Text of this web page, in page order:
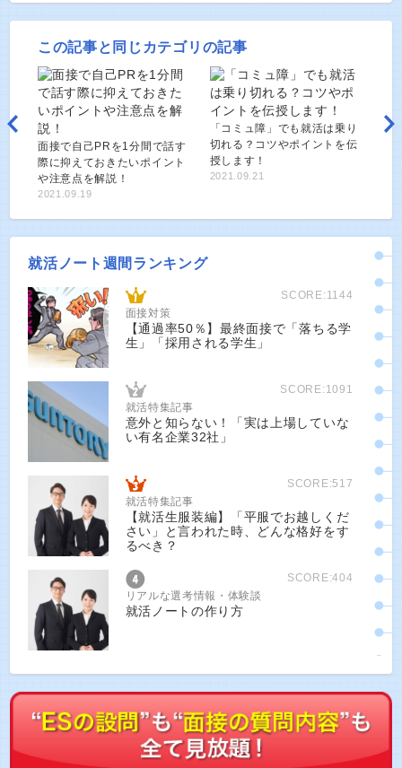
この記事と同じカテゴリの記事
面接で自己PRを1分間で話す
際に抑えておきたいポイント
や注意点を解説！
2021.09.19
「コミュ障」でも就活は乗り
切れる？コツやポイントを伝
授します！
2021.09.21
就活ノート週間ランキング
SCORE:1144
面接対策
【通過率50％】最終面接で「落ちる学
生」「採用される学生」
SCORE:1091
就活特集記事
意外と知らない！「実は上場していな
い有名企業32社」
SCORE:517
就活特集記事
【就活生服装編】「平服でお越しくだ
さい」と言われた時、どんな格好をす
るべき？
SCORE:404
リアルな選考情報・体験談
就活ノートの作り方